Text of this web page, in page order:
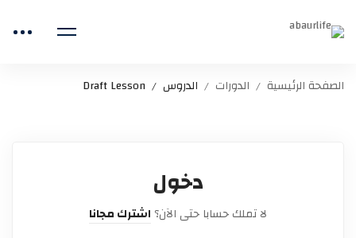
الصفحة الرئيسية الدورات الدروس Draft Lesson
دخول
لا تملك حسابا حتى الآن؟ اشترك مجانا